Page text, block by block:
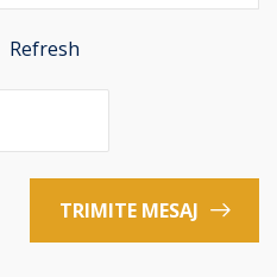
Refresh
TRIMITE MESAJ